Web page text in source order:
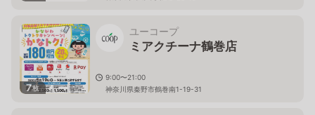
7枚
ユーコープ
ミアクチーナ鶴巻店
9:00〜21:00
神奈川県秦野市鶴巻南1-19-31